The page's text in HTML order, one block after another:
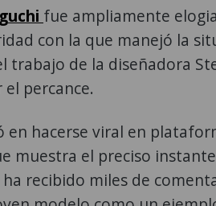
fue ampliamente
con la que manejó la
trabajo de la diseñadora
percance.
en hacerse viral en
muestra el preciso
recibido miles de